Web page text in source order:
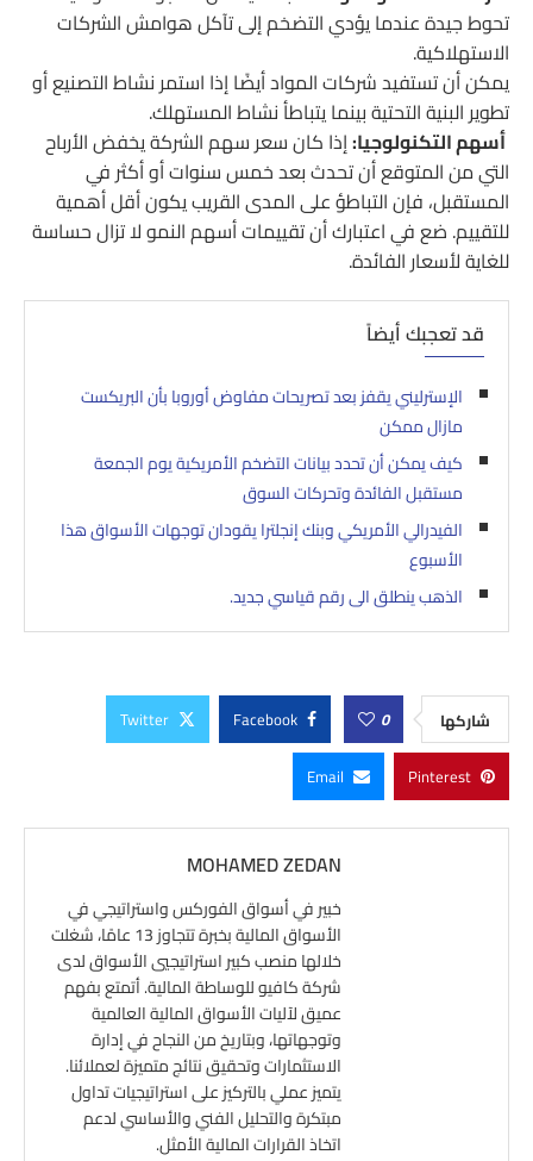
تحوط جيدة عندما يؤدي التضخم إلى تآكل هوامش الشركات
الاستهلاكية.
يمكن أن تستفيد شركات المواد أيضًا إذا استمر نشاط التصنيع أو
تطوير البنية التحتية بينما يتباطأ نشاط المستهلك.
أسهم التكنولوجيا:إذا كان سعر سهم الشركة يخفض الأرباح
التي من المتوقع أن تحدث بعد خمس سنوات أو أكثر في
المستقبل، فإن التباطؤ على المدى القريب يكون أقل أهمية
للتقييم. ضع في اعتبارك أن تقييمات أسهم النمو لا تزال حساسة
للغاية لأسعار الفائدة.
قد تعجبك أيضاً
الإسترليني يقفز بعد تصريحات مفاوض أوروبا بأن البريكست
مازال ممكن
كيف يمكن أن تحدد بيانات التضخم الأمريكية يوم الجمعة
مستقبل الفائدة وتحركات السوق
الفيدرالي الأمريكي وبنك إنجلترا يقودان توجهات الأسواق هذا
الأسبوع
الذهب ينطلق الى رقم قياسي جديد.
شاركها 0
Facebook
Twitter
Pinterest
Email
MOHAMED ZEDAN
خبير في أسواق الفوركس واستراتيجي في
الأسواق المالية بخبرة تتجاوز 13 عامًا، شغلت
خلالها منصب كبير استراتيجيي الأسواق لدى
شركة كافيو للوساطة المالية. أتمتع بفهم
عميق لآليات الأسواق المالية العالمية
وتوجهاتها، وبتاريخ من النجاح في إدارة
الاستثمارات وتحقيق نتائج متميزة لعملائنا.
يتميز عملي بالتركيز على استراتيجيات تداول
مبتكرة والتحليل الفني والأساسي لدعم
اتخاذ القرارات المالية الأمثل.